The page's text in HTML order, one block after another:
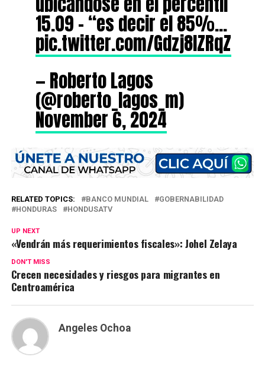
15.09 – “es decir el 85%…
pic.twitter.com/Gdzj8lZRqZ
— Roberto Lagos
(@roberto_lagos_m)
November 6, 2024
RELATED TOPICS: BANCO MUNDIAL
GOBERNABILIDAD
HONDURAS
HONDUSATV
UP NEXT
«Vendrán más requerimientos fiscales»: Johel Zelaya
DON'T MISS
Crecen necesidades y riesgos para migrantes en
Centroamérica
Angeles Ochoa